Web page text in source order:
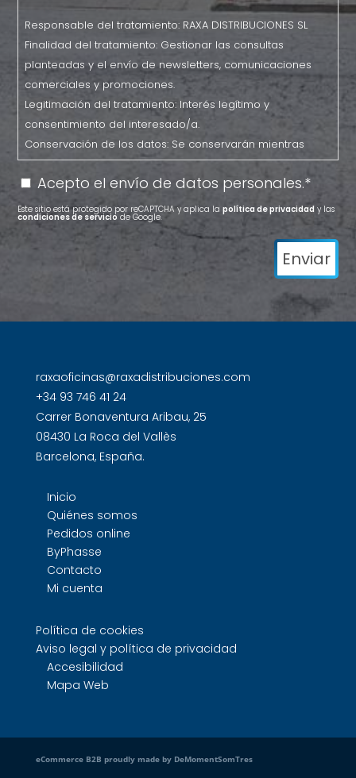
DATOS:
Responsable
del
tratamiento:
RAXA
DISTRIBUCIONES
SL
del
tratamiento:
Gestionar
las
consultas
el
newsletters,
comunicaciones
comerciales
promociones.
tratamiento:
Interés
legítimo
del
interesado/a.
Conservación
Se
conservarán
Responsable del tratamiento: RAXA DISTRIBUCIONES SL
Finalidad del tratamiento: Gestionar las consultas
planteadas y el envío de newsletters, comunicaciones
comerciales y promociones.
Legitimación del tratamiento: Interés legítimo y
consentimiento del interesado/a.
Conservación de los datos: Se conservarán mientras
exista un interés mutuo o durante el tiempo necesario
para el cumplimiento de las obligaciones legales.
Destinatarios: Prestadores de servicio o colaboradores.
Derechos: Derecho a retirar el consentimiento en
cualquier momento. Derecho de acceso, rectificación,
portabilidad y supresión de sus datos y a la limitación u
raxaoficinas@raxadistribuciones.com
* Acepto el envío de datos personales.*
Este sitio está protegido por reCAPTCHA y aplica lapolítica de privacidad y las
condiciones de servicio de Google.
raxaoficinas@raxadistribuciones.com
+34 93 746 41 24
Carrer Bonaventura Aribau, 25
08430 La Roca del Vallès
Barcelona, España.
Inicio
Quiénes somos
Pedidos online
ByPhasse
Contacto
Mi cuenta
Política de cookies
Aviso legal y política de privacidad
Accesibilidad
Mapa Web
eCommerce B2B proudly made by DeMomentSomTres